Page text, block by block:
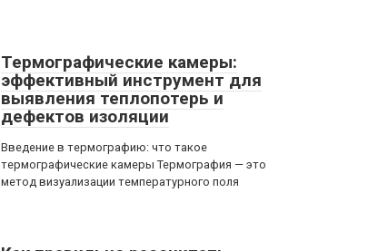
Термографические камеры:
эффективный инструмент для
выявления теплопотерь и
дефектов изоляции
Введение в термографию: что такое
термографические камеры Термография — это
метод визуализации температурного поля